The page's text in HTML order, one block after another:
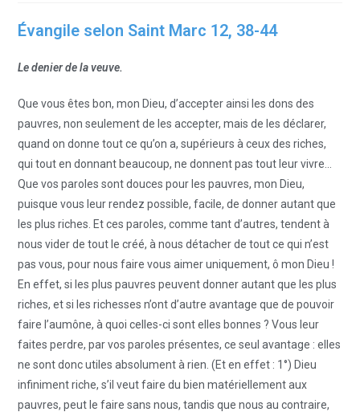
Évangile selon Saint Marc 12, 38-44
Le denier de la veuve.
Que vous êtes bon, mon Dieu, d’accepter ainsi les dons des
pauvres, non seulement de les accepter, mais de les déclarer,
quand on donne tout ce qu’on a, supérieurs à ceux des riches,
qui tout en donnant beaucoup, ne donnent pas tout leur vivre…
Que vos paroles sont douces pour les pauvres, mon Dieu,
puisque vous leur rendez possible, facile, de donner autant que
les plus riches. Et ces paroles, comme tant d’autres, tendent à
nous vider de tout le créé, à nous détacher de tout ce qui n’est
pas vous, pour nous faire vous aimer uniquement, ô mon Dieu !
En effet, si les plus pauvres peuvent donner autant que les plus
riches, et si les richesses n’ont d’autre avantage que de pouvoir
faire l’aumône, à quoi celles-ci sont elles bonnes ? Vous leur
faites perdre, par vos paroles présentes, ce seul avantage : elles
ne sont donc utiles absolument à rien. (Et en effet : 1°) Dieu
infiniment riche, s’il veut faire du bien matériellement aux
pauvres, peut le faire sans nous, tandis que nous au contraire,